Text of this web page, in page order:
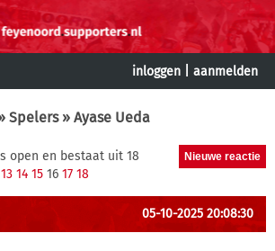
inloggen aanmelden
Spelers» Ayase Ueda
open en bestaat uit 18
13 14 15 16 17 18
05-10-2025 20:08:30